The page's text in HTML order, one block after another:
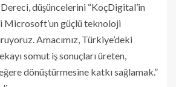
düşüncelerini “KoçDigital’in
Microsoft’un güçlü teknoloji
Amacımız, Türkiye’deki
somut iş sonuçları üreten,
dönüştürmesine katkı sağlamak.”